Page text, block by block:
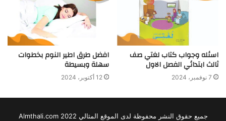
اسئله وجواب كتاب لغتي صف
ثالث ابتدائي الفصل الاول
7 نوفمبر، 2024
افضل طرق اطير النوم بخطوات
سهلة وبسيطة
12 أكتوبر، 2024
جميع حقوق النشر محفوظة لدى الموقع المثالي 2022 Almthali.com